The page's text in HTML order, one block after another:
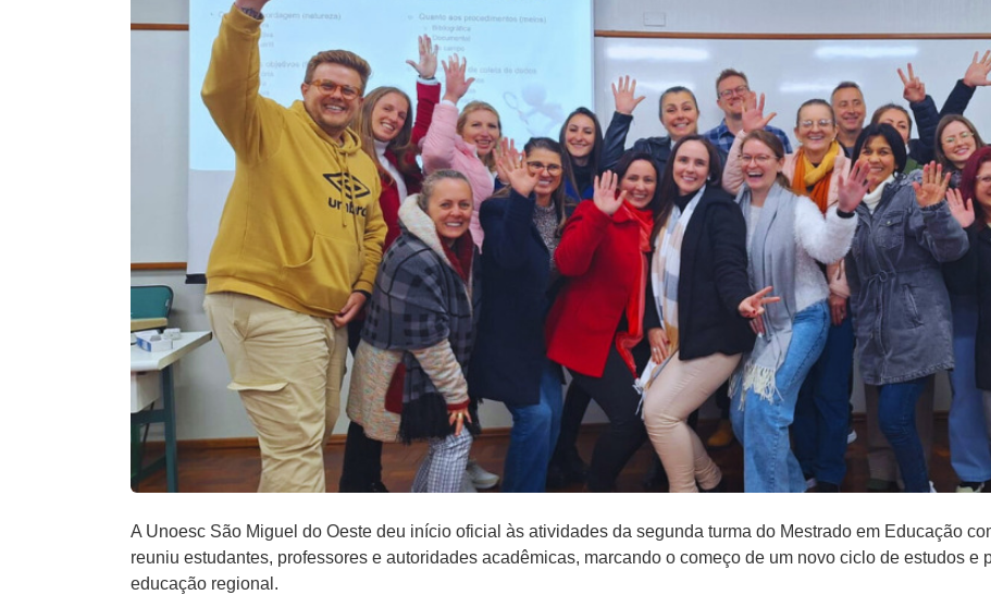
A Unoesc São Miguel do Oeste deu início oficial às atividades da segunda turma do Mestrado em Educação
reuniu estudantes, professores e autoridades acadêmicas, marcando o começo de um novo ciclo de estudos e
educação regional.